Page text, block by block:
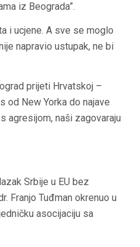
iz Beograda”.
i ucjene. A sve se moglo
napravio ustupak, ne bi
prijeti Hrvatskoj –
od New Yorka do najave
agresijom, naši zagovaraju
Srbije u EU bez
Franjo Tuđman okrenuo u
asocijaciju sa